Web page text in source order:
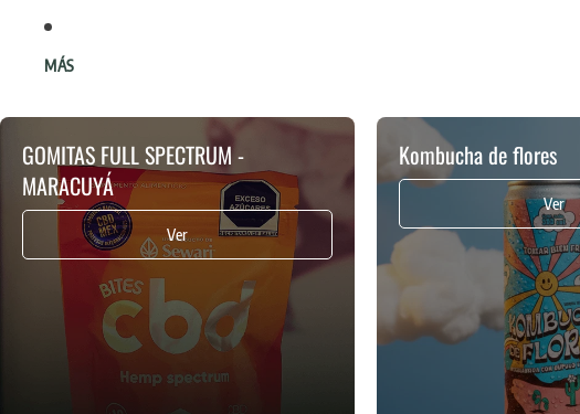
MÁS
GOMITAS FULL SPECTRUM -
MARACUYÁ
Ver
Kombucha de flores
Ver